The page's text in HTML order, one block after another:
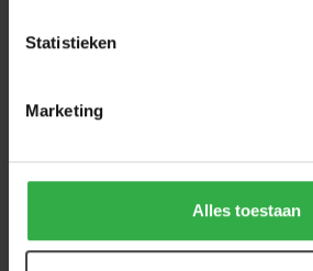
Statistieken
Marketing
Alles toestaan